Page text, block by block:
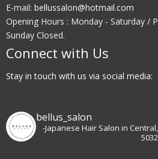
E-mail: bellussalon@hotmail.com
Opening Hours : Monday - Saturday /
Sunday Closed.
Connect with Us
Stay in touch with us via social media:
bellus_salon
-Japanese Hair Salon in
5032